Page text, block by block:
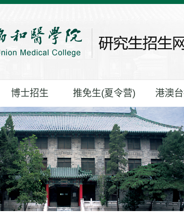
博士招生 推免生(夏令营) 港澳